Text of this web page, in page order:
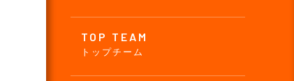
TOP TEAM
トップチーム